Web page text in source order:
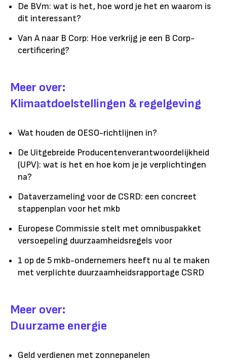
De BVm: wat is het, hoe word je het en waarom is
dit interessant?
Van A naar B Corp: Hoe verkrijg je een B Corp-
certificering?
Meer over:
Klimaatdoelstellingen & regelgeving
Wat houden de OESO-richtlijnen in?
De Uitgebreide Producentenverantwoordelijkheid
(UPV): wat is het en hoe kom je je verplichtingen
na?
Dataverzameling voor de CSRD: een concreet
stappenplan voor het mkb
Europese Commissie stelt met omnibuspakket
versoepeling duurzaamheidsregels voor
1 op de 5 mkb-ondernemers heeft nu al te maken
met verplichte duurzaamheidsrapportage CSRD
Meer over:
Duurzame energie
Geld verdienen met zonnepanelen